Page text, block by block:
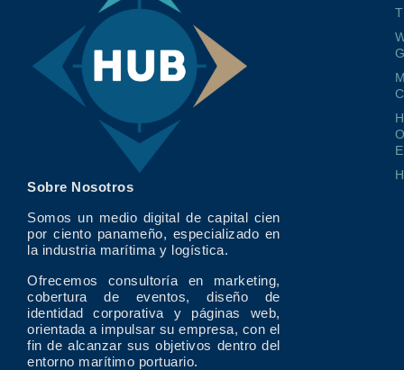
Sobre Nosotros
Somos un medio digital de capital cien
por ciento panameño, especializado en
la industria marítima y logística.
Ofrecemos consultoría en marketing,
cobertura de eventos, diseño de
identidad corporativa y páginas web,
orientada a impulsar su empresa, con el
fin de alcanzar sus objetivos dentro del
entorno marítimo portuario.